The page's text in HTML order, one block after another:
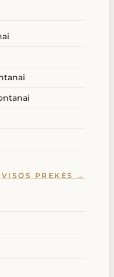
VISOS PREKĖS →